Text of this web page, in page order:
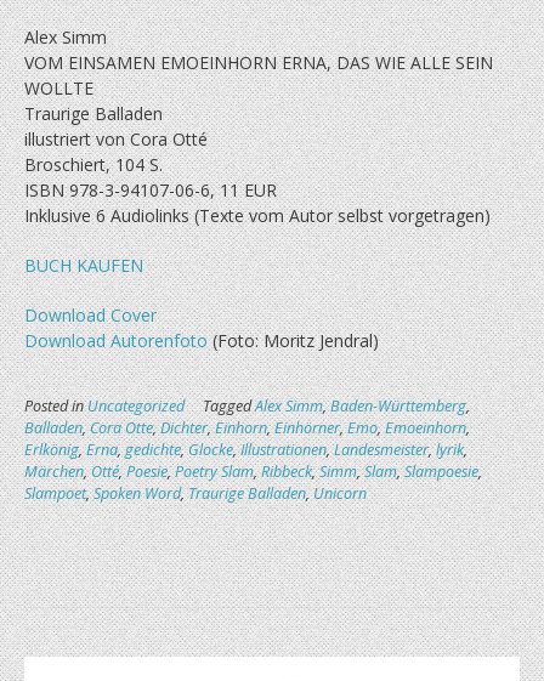
Alex Simm
VOM EINSAMEN EMOEINHORN ERNA, DAS WIE ALLE SEIN
WOLLTE
Traurige Balladen
illustriert von Cora Otté
Broschiert, 104 S.
ISBN 978-3-94107-06-6, 11 EUR
Inklusive 6 Audiolinks (Texte vom Autor selbst vorgetragen)
BUCH KAUFEN
Download Cover
Download Autorenfoto(Foto: Moritz Jendral)
Posted inUncategorized TaggedAlex Simm,Baden-Württemberg,
Balladen,Cora Otte,Dichter,Einhorn,Einhörner,Emo,Emoeinhorn,
Erlkönig,Erna,gedichte,Glocke,Illustrationen,Landesmeister,lyrik,
Märchen,Otté,Poesie,Poetry Slam,Ribbeck,Simm,Slam,Slampoesie,
Slampoet,Spoken Word,Traurige Balladen,Unicorn